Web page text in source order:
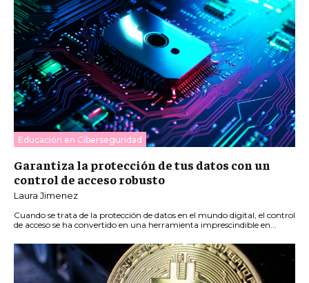
Educación en Ciberseguridad
Garantiza la protección de tus datos con un
control de acceso robusto
Laura Jimenez
Cuando se trata de la protección de datos en el mundo digital, el control
de acceso se ha convertido en una herramienta imprescindible en...